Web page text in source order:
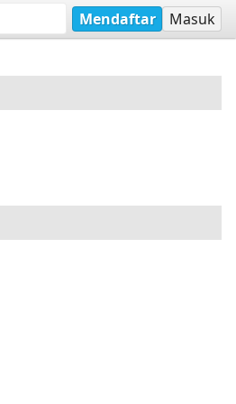
Mendaftar Masuk